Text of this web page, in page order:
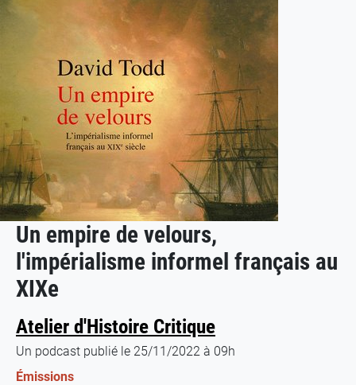
Un empire de velours,
l'impérialisme informel français au
XIXe
Atelier d'Histoire Critique
Un podcast publié le 25/11/2022 à 09h
Émissions